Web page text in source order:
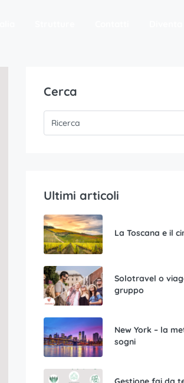
Cerca
Ultimi articoli
La Toscana e il
Solotravel o
gruppo
New York – la
sogni